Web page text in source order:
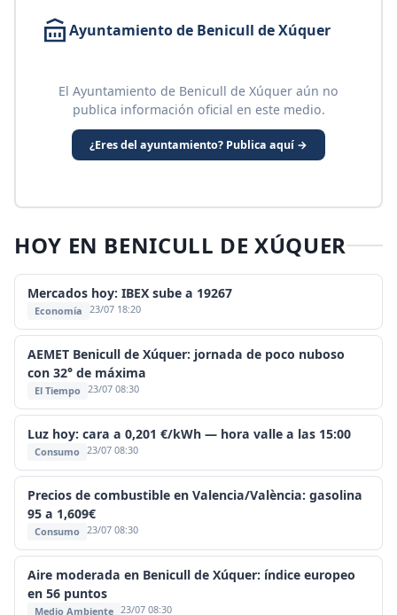
Ayuntamiento de Benicull de Xúquer
El Ayuntamiento de Benicull de Xúquer aún no
publica información oficial en este medio.
¿Eres del ayuntamiento? Publica aquí →
HOY EN BENICULL DE XÚQUER
Mercados hoy: IBEX sube a 19267
Economía 23/07 18:20
AEMET Benicull de Xúquer: jornada de poco nuboso
con 32° de máxima
El Tiempo 23/07 08:30
Luz hoy: cara a 0,201 €/kWh — hora valle a las 15:00
Consumo 23/07 08:30
Precios de combustible en Valencia/València: gasolina
95 a 1,609€
Consumo 23/07 08:30
Aire moderada en Benicull de Xúquer: índice europeo
en 56 puntos
Medio Ambiente 23/07 08:30